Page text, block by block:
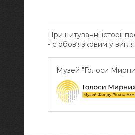
При цитуванні
- є обов‘язковим у
Музей "Голоси